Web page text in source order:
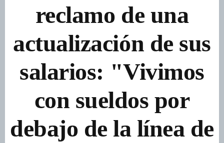
reclamo de una
actualización de sus
salarios: "Vivimos
con sueldos por
debajo de la línea de